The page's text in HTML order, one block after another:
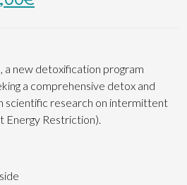
a new detoxification program
a comprehensive detox and
scientific research on intermittent
Energy Restriction).